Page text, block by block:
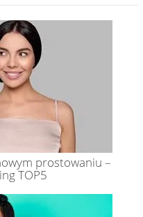
prostowaniu –
TOP5